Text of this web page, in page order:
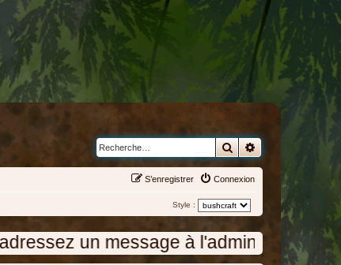
RechercherRecherche
Connexion
S’enregistrer
Style :
message à l'administration en